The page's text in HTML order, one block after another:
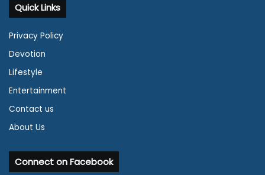
Quick Links
Privacy Policy
Devotion
Lifestyle
Entertainment
Contact us
About Us
Connect on Facebook